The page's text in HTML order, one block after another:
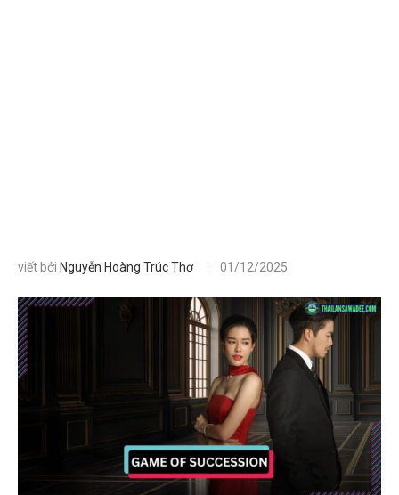
viết bởi Nguyễn Hoàng Trúc Thơ 01/12/2025